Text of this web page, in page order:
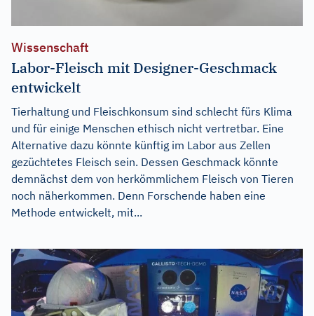
Wissenschaft
Labor-Fleisch mit Designer-Geschmack
entwickelt
Tierhaltung und Fleischkonsum sind schlecht fürs Klima
und für einige Menschen ethisch nicht vertretbar. Eine
Alternative dazu könnte künftig im Labor aus Zellen
gezüchtetes Fleisch sein. Dessen Geschmack könnte
demnächst dem von herkömmlichem Fleisch von Tieren
noch näherkommen. Denn Forschende haben eine
Methode entwickelt, mit...